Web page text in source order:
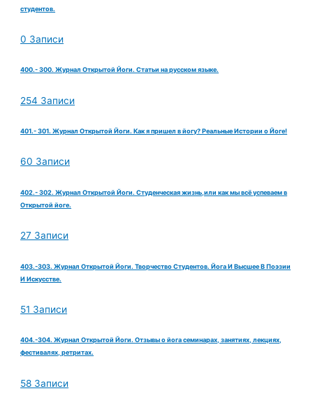
студентов.
0 Записи
400.- 300. Журнал Открытой Йоги. Статьи на русском языке.
254 Записи
401.- 301. Журнал Открытой Йоги. Как я пришел в йогу? Реальные Истории о Йоге!
60 Записи
402.- 302. Журнал Открытой Йоги. Студенческая жизнь,или как мы всё успеваем в
Открытой йоге.
27 Записи
403.-303. Журнал Открытой Йоги. Творчество Студентов. Йога И Высшее В Поэзии
И Искусстве.
51 Записи
404.-304. Журнал Открытой Йоги. Отзывы о йога семинарах, занятиях, лекциях,
фестивалях, ретритах.
58 Записи